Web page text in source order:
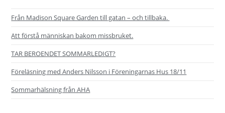
Från Madison Square Garden till gatan – och tillbaka.
Att förstå människan bakom missbruket.
TAR BEROENDET SOMMARLEDIGT?
Föreläsning med Anders Nilsson i Föreningarnas Hus 18/11
Sommarhälsning från AHA